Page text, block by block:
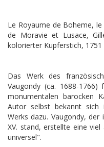
Le Royaume de Boheme,
de Moravie et Lusace,
kolorierter Kupferstich, 1751
Das Werk des
Vaugondy (ca. 1688-
monumentalen barocken
Autor selbst bekannt sich
Werks dazu. Vaugondy,
XV. stand, erstellte eine viel
universel".